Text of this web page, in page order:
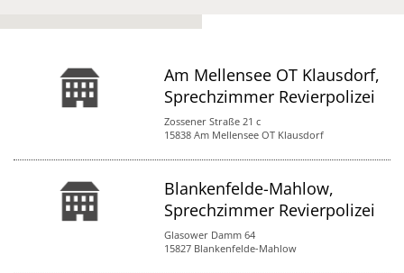
Am Mellensee OT Klausdorf,
Sprechzimmer Revierpolizei
Zossener Straße 21 c
15838 Am Mellensee OT Klausdorf
Blankenfelde-Mahlow,
Sprechzimmer Revierpolizei
Glasower Damm 64
15827 Blankenfelde-Mahlow